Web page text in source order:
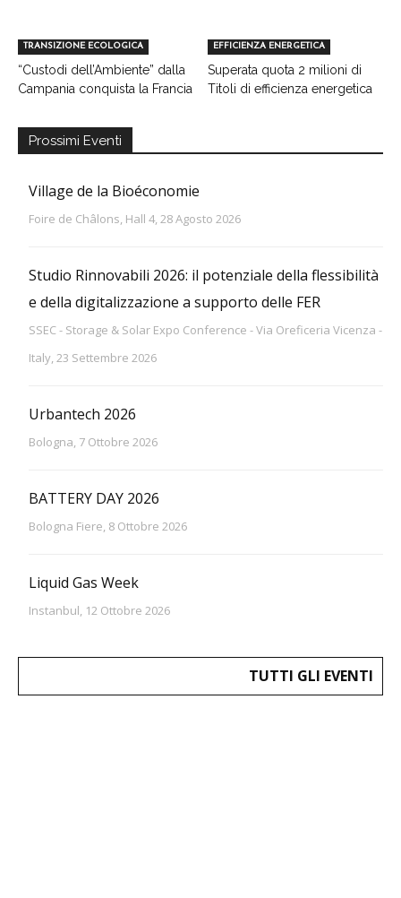
TRANSIZIONE ECOLOGICA
“Custodi dell’Ambiente” dalla
Campania conquista la Francia
EFFICIENZA ENERGETICA
Superata quota 2 milioni di
Titoli di efficienza energetica
Prossimi Eventi
Village de la Bioéconomie
Foire de Châlons, Hall 4, 28 Agosto 2026
Studio Rinnovabili 2026: il potenziale della flessibilità
e della digitalizzazione a supporto delle FER
SSEC - Storage & Solar Expo Conference - Via Oreficeria Vicenza -
Italy, 23 Settembre 2026
Urbantech 2026
Bologna, 7 Ottobre 2026
BATTERY DAY 2026
Bologna Fiere, 8 Ottobre 2026
Liquid Gas Week
Instanbul, 12 Ottobre 2026
TUTTI GLI EVENTI